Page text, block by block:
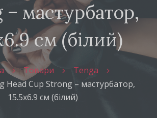
– мастурбатор,
см (білий)
Товари
Tenga
Head Cup Strong – мастурбатор,
15.5х6.9 см (білий)